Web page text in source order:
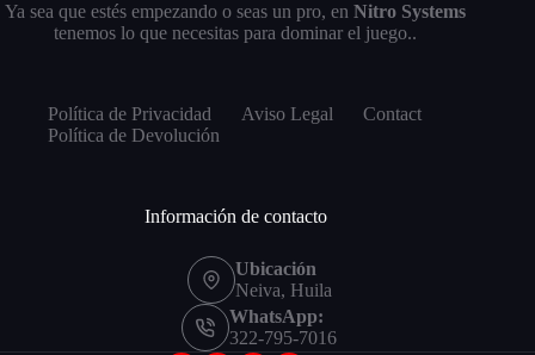
Ya sea que estés empezando o seas un pro, enNitro Systems
tenemos lo que necesitas para dominar el juego..
Política de Privacidad Aviso Legal
Contact
Política de Devolución
Información de contacto
Ubicación
Neiva, Huila
WhatsApp:
322-795-7016